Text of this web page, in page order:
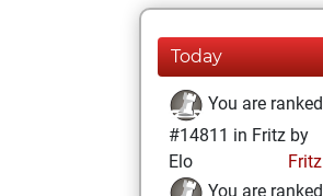
Today
You are ranked
#14811 in Fritz by
Elo
Fritz
You are ranked